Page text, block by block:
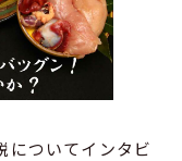
についてインタビ